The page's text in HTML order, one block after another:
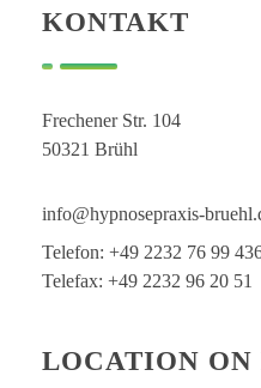
KONTAKT
Frechener Str. 104
50321 Brühl
info@hypnosepraxis-
Telefon: +49 2232 76 99
Telefax: +49 2232 96 20 51
LOCATION ON